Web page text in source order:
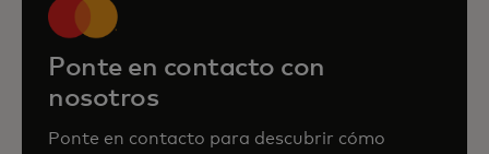
Ponte en contacto con
nosotros
Ponte en contacto para descubrir cómo